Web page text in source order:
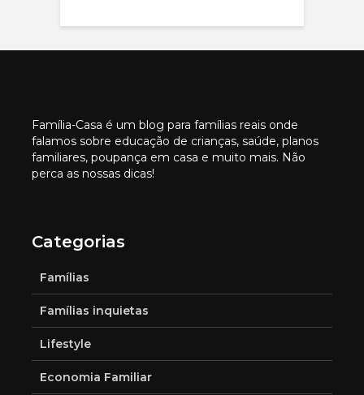
Família-Casa é um blog para famílias reais onde
falamos sobre educação de crianças, saúde, planos
familiares, poupança em casa e muito mais. Não
perca as nossas dicas!
Categorias
Famílias
Famílias inquietas
Lifestyle
Economia Familiar